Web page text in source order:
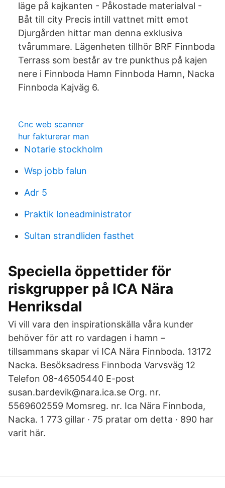
läge på kajkanten - Påkostade materialval -
Båt till city Precis intill vattnet mitt emot
Djurgården hittar man denna exklusiva
tvårummare. Lägenheten tillhör BRF Finnboda
Terrass som består av tre punkthus på kajen
nere i Finnboda Hamn Finnboda Hamn, Nacka
Finnboda Kajväg 6.
Cnc web scanner
hur fakturerar man
Notarie stockholm
Wsp jobb falun
Adr 5
Praktik loneadministrator
Sultan strandliden fasthet
Speciella öppettider för
riskgrupper på ICA Nära
Henriksdal
Vi vill vara den inspirationskälla våra kunder
behöver för att ro vardagen i hamn –
tillsammans skapar vi ICA Nära Finnboda. 13172
Nacka. Besöksadress Finnboda Varvsväg 12
Telefon 08-46505440 E-post
susan.bardevik@nara.ica.se Org. nr.
5569602559 Momsreg. nr. Ica Nära Finnboda,
Nacka. 1 773 gillar · 75 pratar om detta · 890 har
varit här.